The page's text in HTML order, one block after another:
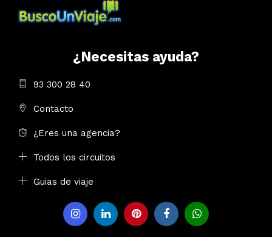
¿Necesitas ayuda?
93 300 28 40
Contacto
¿Eres una agencia?
Todos los circuitos
Guias de viaje